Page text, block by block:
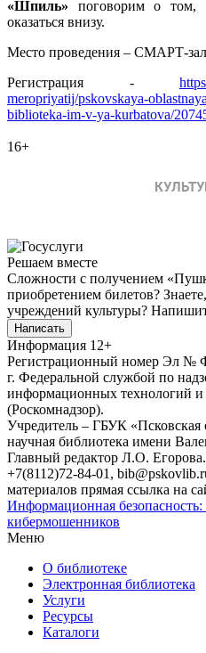
«Шпиль» поговорим о том,
оказаться внизу.
Место проведения – СМАРТ-
Регистрация -
meropriyatij/pskovskaya-
biblioteka-im-v-ya-kurbatova/
16+
Решаем вместе
Сложности с получением
приобретением билетов?
учреждений культуры?
Написать
Информация 12+
Регистрационный номер Эл №
г. Федеральной службой по
информационных технологий
(Роскомнадзор).
Учредитель – ГБУК «Псковская
научная библиотека имени
Главный редактор Л.О.
+7(8112)72-84-01,
материалов прямая ссылка на
Информационная безопасность:
кибермошенников
Меню
О библиотеке
Электронная библиотека
Услуги
Ресурсы
Каталоги